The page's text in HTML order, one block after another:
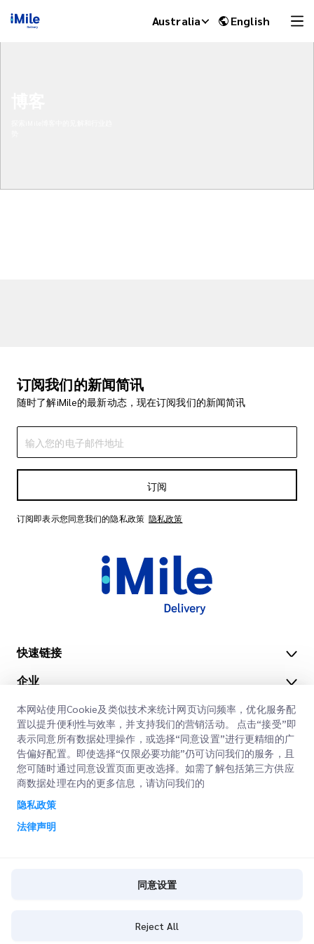
Australia English
订阅我们的新闻简讯
随时了解iMile的最新动态，现在订阅我们的新闻简讯
订阅
订阅即表示您同意我们的隐私政策 隐私政策
快速链接
办公地点
获取报价
客户登录
注册
查询订单
企业
关于我们
职业
博客
ESG
CSP
我们的服务
快速清关
同意设置
本网站使用Cookie及类似技术来统计网页访问频率，优化服务配
置以提升便利性与效率，并支持我们的营销活动。 点击“接受”即
表示同意所有数据处理操作，或选择“同意设置”进行更精细的广
告偏好配置。即使选择“仅限必要功能”仍可访问我们的服务，且
您可随时通过同意设置页面更改选择。如需了解包括第三方供应
商数据处理在内的更多信息，请访问我们的
隐私政策
法律声明
同意设置
Reject All